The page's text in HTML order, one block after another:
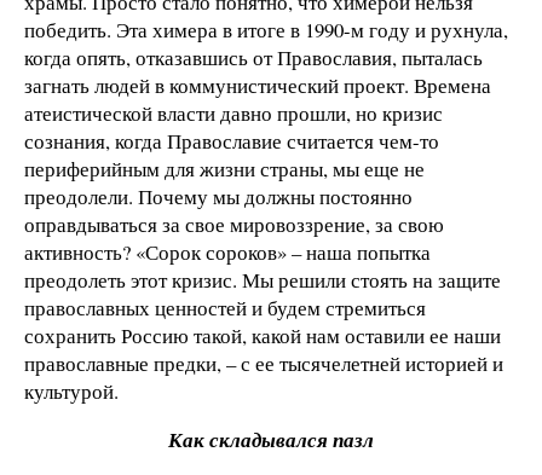
победить. Эта химера в итоге в 1990-м году и рухнула,
когда опять, отказавшись от Православия, пыталась
загнать людей в коммунистический проект. Времена
атеистической власти давно прошли, но кризис
сознания, когда Православие считается чем-то
периферийным для жизни страны, мы еще не
преодолели. Почему мы должны постоянно
оправдываться за свое мировоззрение, за свою
активность? «Сорок сороков» – наша попытка
преодолеть этот кризис. Мы решили стоять на защите
православных ценностей и будем стремиться
сохранить Россию такой, какой нам оставили ее наши
православные предки, – с ее тысячелетней историей и
культурой.
Как складывался пазл